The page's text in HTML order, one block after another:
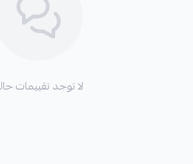
لا توجد تقييمات